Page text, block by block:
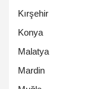
Kırşehir
Konya
Malatya
Mardin